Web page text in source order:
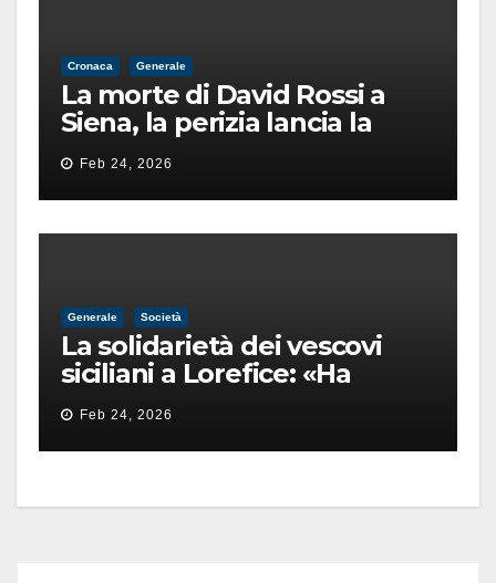
Cronaca Generale
La morte di David Rossi a
Siena, la perizia lancia la
pista di un’intimidazione
finita male
Feb 24, 2026
Generale Società
La solidarietà dei vescovi
siciliani a Lorefice: «Ha
difeso il valore e la dignità
dell’umanità»
Feb 24, 2026